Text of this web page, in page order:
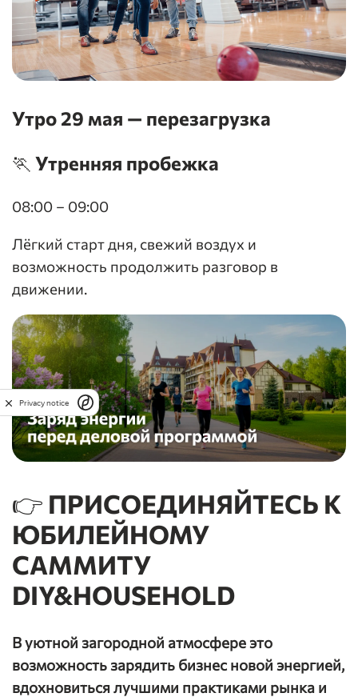
Утро 29 мая — перезагрузка
🏃 Утренняя пробежка
08:00 – 09:00
Лёгкий старт дня, свежий воздух и
возможность продолжить разговор в
движении.
👉 ПРИСОЕДИНЯЙТЕСЬ К
ЮБИЛЕЙНОМУ
САММИТУ
DIY&HOUSEHOLD
В уютной загородной атмосфере это
возможность зарядить бизнес новой энергией,
вдохновиться лучшими практиками рынка и
Privacy notice